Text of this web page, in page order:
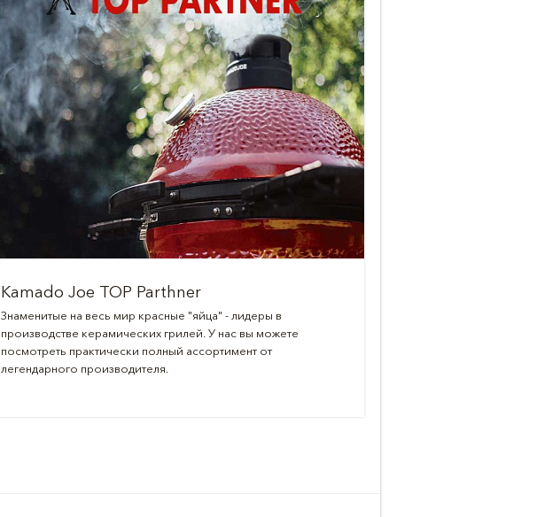
Kamado Joe TOP Parthner
Знаменитые на весь мир красные "яйца" - лидеры в
производстве керамических грилей. У нас вы можете
посмотреть практически полный ассортимент от
легендарного производителя.